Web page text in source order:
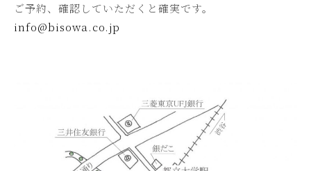
ご予約、確認していただくと確実です。
info@bisowa.co.jp